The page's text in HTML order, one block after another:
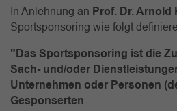
In Anlehnung an Prof. Dr. Arnold
Sportsponsoring wie folgt
"Das Sportsponsoring ist die
Sach- und/oder
Unternehmen oder Personen
Gesponserten